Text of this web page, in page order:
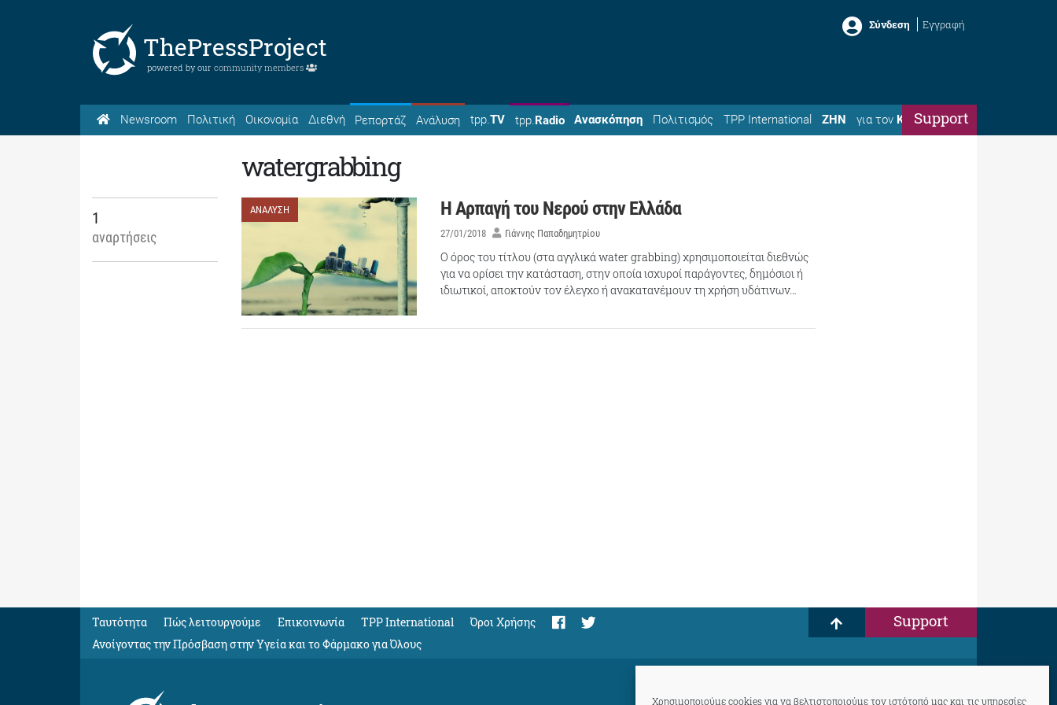
Χρησιμοποιούμε cookies για να βελτιστοποιούμε τον ιστότοπό μας και τις υπηρεσίες
ThePressProject
powered by our community members
Σύνδεση Εγγραφή
Newsroom Πολιτική Οικονομία Διεθνή Ρεπορτάζ Ανάλυση tpp.TV tpp.Radio Ανασκόπηση Πολιτισμός TPP International ΖΗΝ για τον ΚώσταSupport
watergrabbing
1
αναρτήσεις
ΑΝΑΛΥΣΗ Η Aρπαγή του Nερού στην Ελλάδα
27/01/2018 Γιάννης Παπαδημητρίου
Ο όρος του τίτλου (στα αγγλικά water grabbing) χρησιμοποιείται διεθνώς
για να ορίσει την κατάσταση, στην οποία ισχυροί παράγοντες, δημόσιοι ή
ιδιωτικοί, αποκτούν τον έλεγχο ή ανακατανέμουν τη χρήση υδάτινων…
Ταυτότητα Πώς λειτουργούμε Eπικοινωνία TPP International
Όροι Χρήσης
Ανοίγοντας την Πρόσβαση στην Υγεία και το Φάρμακο για Όλους
Support